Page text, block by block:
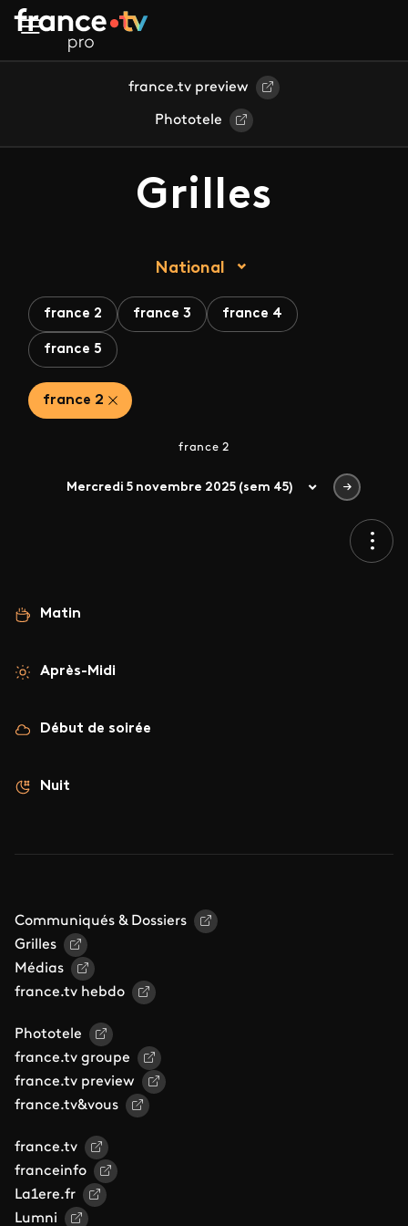
Aller au contenu principal
france.tv preview
Phototele
Grilles
National
france 2 france 3 france 4
france 5
france 2
france 2
Mercredi 5 novembre 2025 (sem 45)
Matin
Après-Midi
Début de soirée
Nuit
Communiqués & Dossiers
Grilles
Médias
france.tv hebdo
Phototele
france.tv groupe
france.tv preview
france.tv&vous
france.tv
franceinfo
La1ere.fr
Lumni